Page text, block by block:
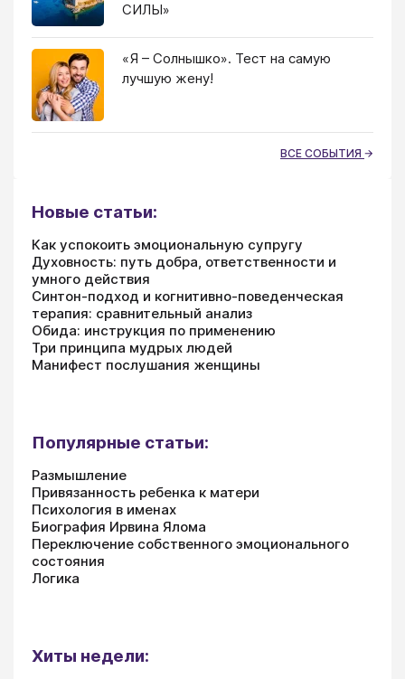
СИЛЫ»
«Я – Солнышко». Тест на самую
лучшую жену!
ВСЕ СОБЫТИЯ
Новые статьи:
Как успокоить эмоциональную супругу
Духовность: путь добра, ответственности и
умного действия
Синтон-подход и когнитивно-поведенческая
терапия: сравнительный анализ
Обида: инструкция по применению
Три принципа мудрых людей
Манифест послушания женщины
Популярные статьи:
Размышление
Привязанность ребенка к матери
Психология в именах
Биография Ирвина Ялома
Переключение собственного эмоционального
состояния
Логика
Хиты недели: